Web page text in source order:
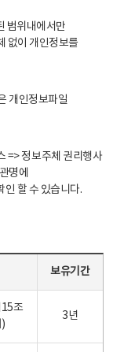
범위내에서만
없이 개인정보를
개인정보파일
정보주체 권리행사
명에
할 수 있습니다.
보유기간
15조
3년